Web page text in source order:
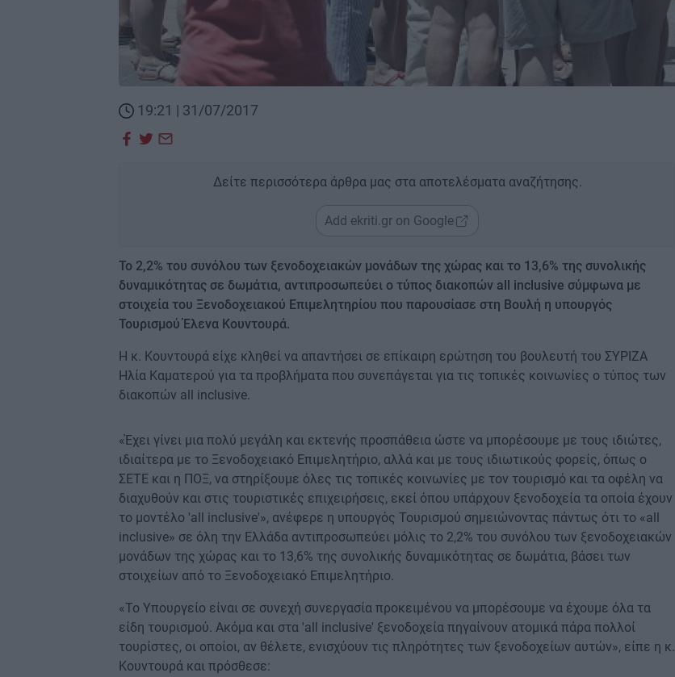
19:21 | 31/07/2017
Δείτε περισσότερα άρθρα μας στα αποτελέσματα αναζήτησης.
Add ekriti.gr on Google
Το 2,2% του συνόλου των ξενοδοχειακών μονάδων της χώρας και το 13,6% της συνολικής
δυναμικότητας σε δωμάτια, αντιπροσωπεύει ο τύπος διακοπών all inclusive σύμφωνα με
στοιχεία του Ξενοδοχειακού Επιμελητηρίου που παρουσίασε στη Βουλή η υπουργός
Τουρισμού Έλενα Κουντουρά.
Η κ. Κουντουρά είχε κληθεί να απαντήσει σε επίκαιρη ερώτηση του βουλευτή του ΣΥΡΙΖΑ
Ηλία Καματερού για τα προβλήματα που συνεπάγεται για τις τοπικές κοινωνίες ο τύπος των
διακοπών all inclusive.
«Έχει γίνει μια πολύ μεγάλη και εκτενής προσπάθεια ώστε να μπορέσουμε με τους ιδιώτες,
ιδιαίτερα με το Ξενοδοχειακό Επιμελητήριο, αλλά και με τους ιδιωτικούς φορείς, όπως ο
ΣΕΤΕ και η ΠΟΞ, να στηρίξουμε όλες τις τοπικές κοινωνίες με τον τουρισμό και τα οφέλη να
διαχυθούν και στις τουριστικές επιχειρήσεις, εκεί όπου υπάρχουν ξενοδοχεία τα οποία έχουν
το μοντέλο 'all inclusive'», ανέφερε η υπουργός Τουρισμού σημειώνοντας πάντως ότι το «all
inclusive» σε όλη την Ελλάδα αντιπροσωπεύει μόλις το 2,2% του συνόλου των ξενοδοχειακών
μονάδων της χώρας και το 13,6% της συνολικής δυναμικότητας σε δωμάτια, βάσει των
στοιχείων από το Ξενοδοχειακό Επιμελητήριο.
«Το Υπουργείο είναι σε συνεχή συνεργασία προκειμένου να μπορέσουμε να έχουμε όλα τα
είδη τουρισμού. Ακόμα και στα 'all inclusive' ξενοδοχεία πηγαίνουν ατομικά πάρα πολλοί
τουρίστες, οι οποίοι, αν θέλετε, ενισχύουν τις πληρότητες των ξενοδοχείων αυτών», είπε η κ.
Κουντουρά και πρόσθεσε: